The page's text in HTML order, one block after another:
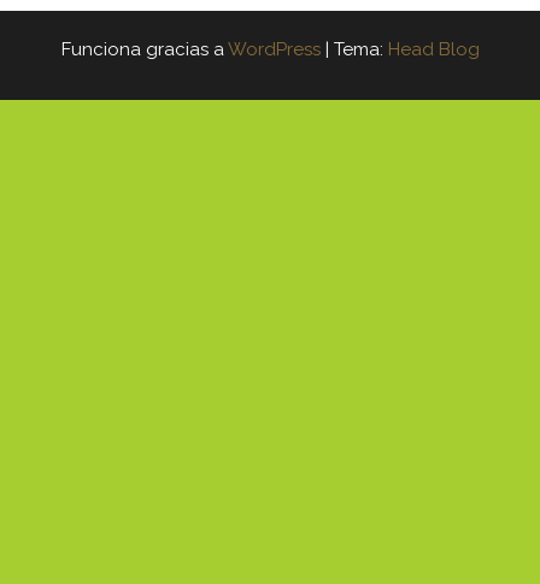
Funciona gracias aWordPress | Tema: Head Blog